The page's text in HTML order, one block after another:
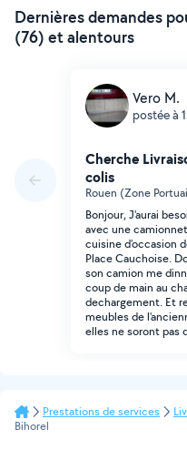
Dernières demandes
(76) et alentours
Vero M.
postée à
Cherche
colis
Rouen (Zone
Bonjour, J'aurai
avec une
cuisine d'occasion
Place Cauchoise.
son camion me
coup de main au
dechargement. Et
meubles de
elles ne soront pas
Prestations de services
Bihorel